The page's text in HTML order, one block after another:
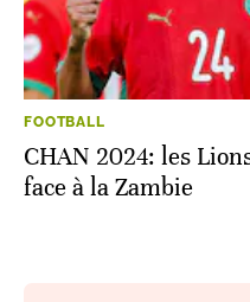
FOOTBALL
CHAN 2024: les
face à la Zambie